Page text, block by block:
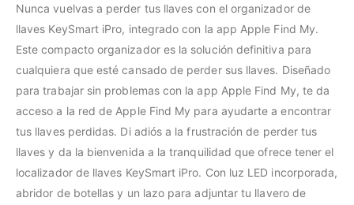
Nunca vuelvas a perder tus llaves con el organizador de
llaves KeySmart iPro, integrado con la app Apple Find My.
Este compacto organizador es la solución definitiva para
cualquiera que esté cansado de perder sus llaves. Diseñado
para trabajar sin problemas con la app Apple Find My, te da
acceso a la red de Apple Find My para ayudarte a encontrar
tus llaves perdidas. Di adiós a la frustración de perder tus
llaves y da la bienvenida a la tranquilidad que ofrece tener el
localizador de llaves KeySmart iPro. Con luz LED incorporada,
abridor de botellas y un lazo para adjuntar tu llavero de